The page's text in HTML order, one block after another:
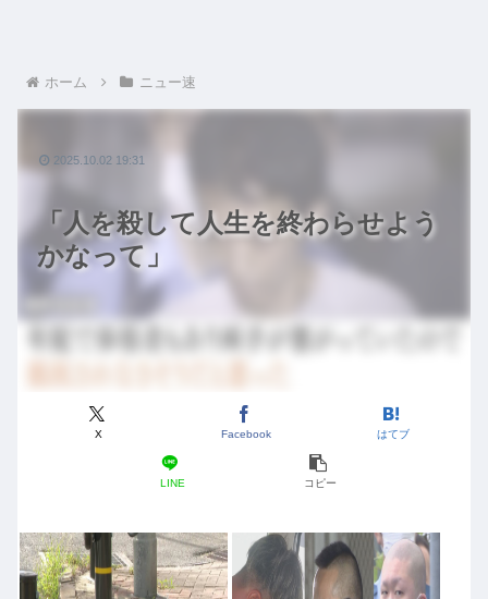
ホーム ニュー速
「人を殺して人生を終わらせよう
かなって」
X Facebook はてブ
LINE コピー
2025.10.02 19:31